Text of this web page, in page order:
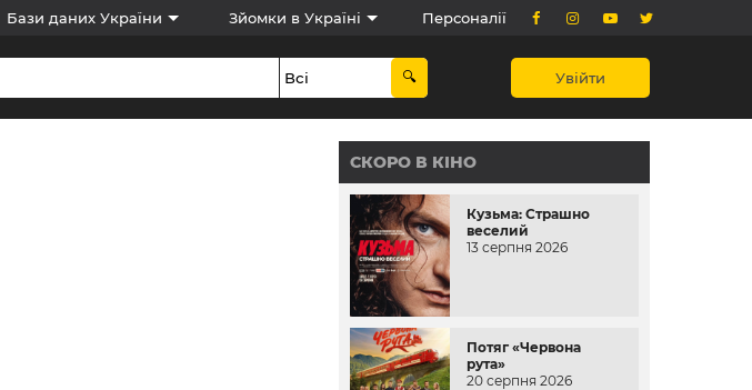
Бази даних України Зйомки в Україні Персоналії
Увійти
СКОРО В КІНО
Кузьма: Страшно
веселий
13 серпня 2026
Потяг «Червона
рута»
20 серпня 2026